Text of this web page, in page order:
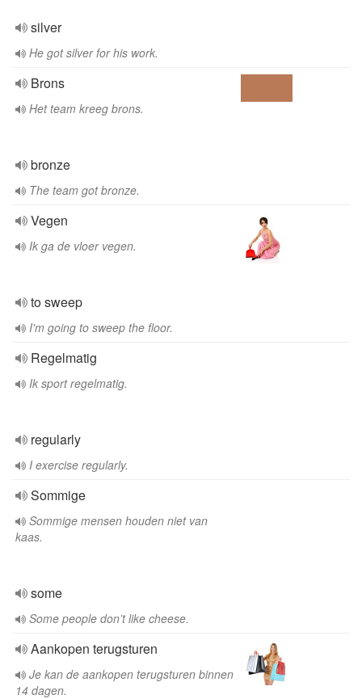
silver
He got silver for his work.
Brons
Het team kreeg brons.
bronze
The team got bronze.
Vegen
Ik ga de vloer vegen.
to sweep
I'm going to sweep the floor.
Regelmatig
Ik sport regelmatig.
regularly
I exercise regularly.
Sommige
Sommige mensen houden niet van
kaas.
some
Some people don’t like cheese.
Aankopen terugsturen
Je kan de aankopen terugsturen binnen
14 dagen.